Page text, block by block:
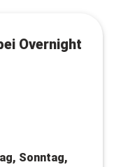
Overnight
Sonntag,